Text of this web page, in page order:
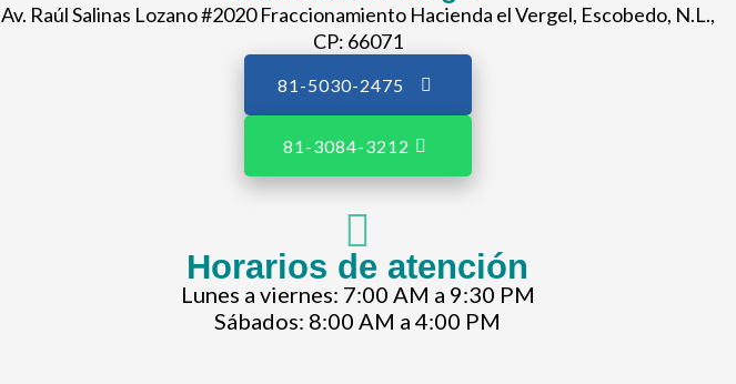
Av. Raúl Salinas Lozano #2020 Fraccionamiento Hacienda el Vergel, Escobedo, N.L.,
CP: 66071
81-5030-2475
81-3084-3212
Horarios de atención
Lunes a viernes: 7:00 AM a 9:30 PM
Sábados: 8:00 AM a 4:00 PM